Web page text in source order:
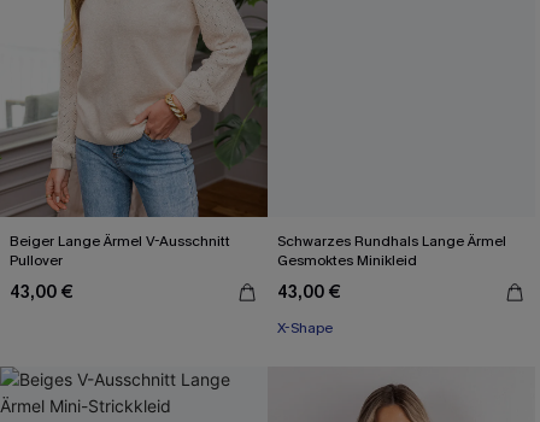
Beiger Lange Ärmel V-Ausschnitt
Pullover
43,00 €
Schwarzes Rundhals Lange Ärmel
Gesmoktes Minikleid
43,00 €
X-Shape